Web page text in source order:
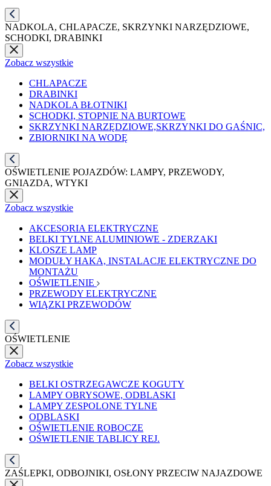
NADKOLA, CHLAPACZE, SKRZYNKI NARZĘDZIOWE,
SCHODKI, DRABINKI
Zobacz wszystkie
CHLAPACZE
DRABINKI
NADKOLA BŁOTNIKI
SCHODKI, STOPNIE NA BURTOWE
SKRZYNKI NARZĘDZIOWE,SKRZYNKI DO GAŚNIC,
ZBIORNIKI NA WODĘ
OŚWIETLENIE POJAZDÓW: LAMPY, PRZEWODY,
GNIAZDA, WTYKI
Zobacz wszystkie
AKCESORIA ELEKTRYCZNE
BELKI TYLNE ALUMINIOWE - ZDERZAKI
KLOSZE LAMP
MODUŁY HAKA, INSTALACJE ELEKTRYCZNE DO
MONTAŻU
OŚWIETLENIE
PRZEWODY ELEKTRYCZNE
WIĄZKI PRZEWODÓW
OŚWIETLENIE
Zobacz wszystkie
BELKI OSTRZEGAWCZE KOGUTY
LAMPY OBRYSOWE, ODBLASKI
LAMPY ZESPOLONE TYLNE
ODBLASKI
OŚWIETLENIE ROBOCZE
OŚWIETLENIE TABLICY REJ.
ZAŚLEPKI, ODBOJNIKI, OSŁONY PRZECIW NAJAZDOWE